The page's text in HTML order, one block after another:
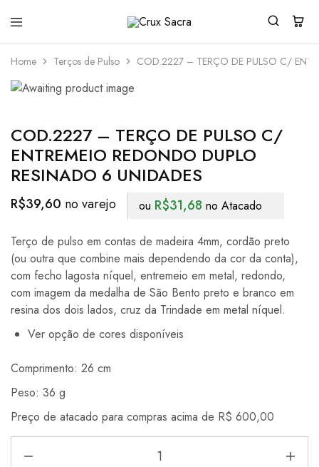
Sacra
Home Terços de Pulso COD.2227 – TERÇO DE PULSO C/
COD.2227 – TERÇO DE PULSO C/
ENTREMEIO REDONDO DUPLO
RESINADO 6 UNIDADES
R$39,60 ou R$31,68 no Atacado
Terço de pulso em contas de madeira 4mm, cordão preto
(ou outra que combine mais dependendo da cor da conta),
com fecho lagosta níquel, entremeio em metal, redondo,
com imagem da medalha de São Bento preto e branco em
resina dos dois lados, cruz da Trindade em metal níquel.
Ver opção de cores disponíveis
Comprimento: 26 cm
Peso: 36 g
Preço de atacado para compras acima de R$ 600,00